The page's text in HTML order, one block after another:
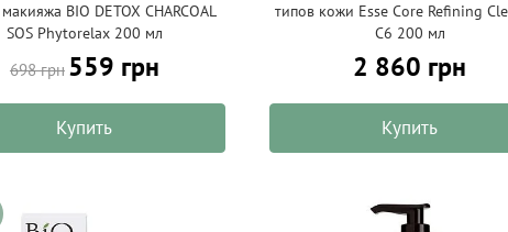
BIO DETOX CHARCOAL
SOS Phytorelax 200 мл
698 грн 559 грн
Купить
типов кожи Esse Core Refining
C6 200 мл
2 860 грн
Купить